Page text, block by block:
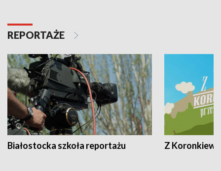
REPORTAŻE
Białostocka szkoła reportażu Z